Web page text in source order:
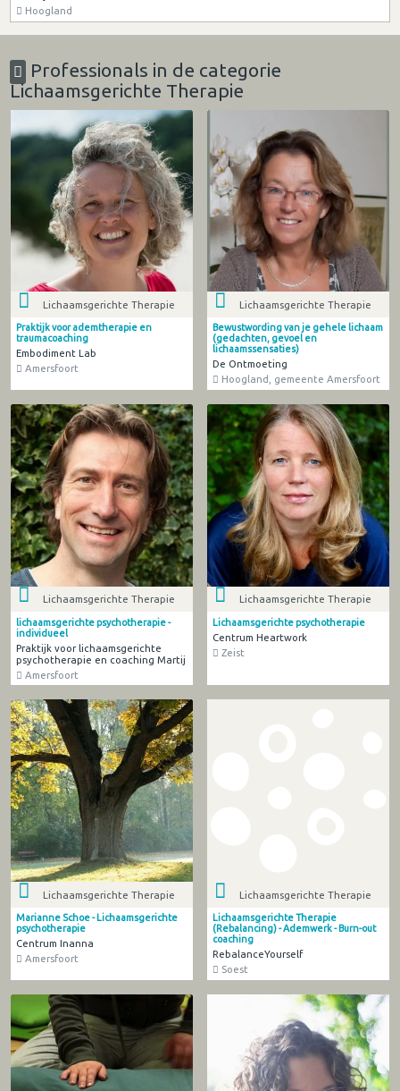
Hoogland
Professionals in de categorie
Lichaamsgerichte Therapie
Lichaamsgerichte Therapie
Praktijk voor ademtherapie en
traumacoaching
Embodiment Lab
Amersfoort
Lichaamsgerichte Therapie
Bewustwording van je gehele lichaam
(gedachten, gevoel en
lichaamssensaties)
De Ontmoeting
Hoogland, gemeente Amersfoort
Lichaamsgerichte Therapie
lichaamsgerichte psychotherapie -
individueel
Praktijk voor lichaamsgerichte
psychotherapie en coaching Martij
Amersfoort
Lichaamsgerichte Therapie
Lichaamsgerichte psychotherapie
Centrum Heartwork
Zeist
Lichaamsgerichte Therapie
Marianne Schoe - Lichaamsgerichte
psychotherapie
Centrum Inanna
Amersfoort
Lichaamsgerichte Therapie
Lichaamsgerichte Therapie
(Rebalancing) - Ademwerk - Burn-out
coaching
RebalanceYourself
Soest